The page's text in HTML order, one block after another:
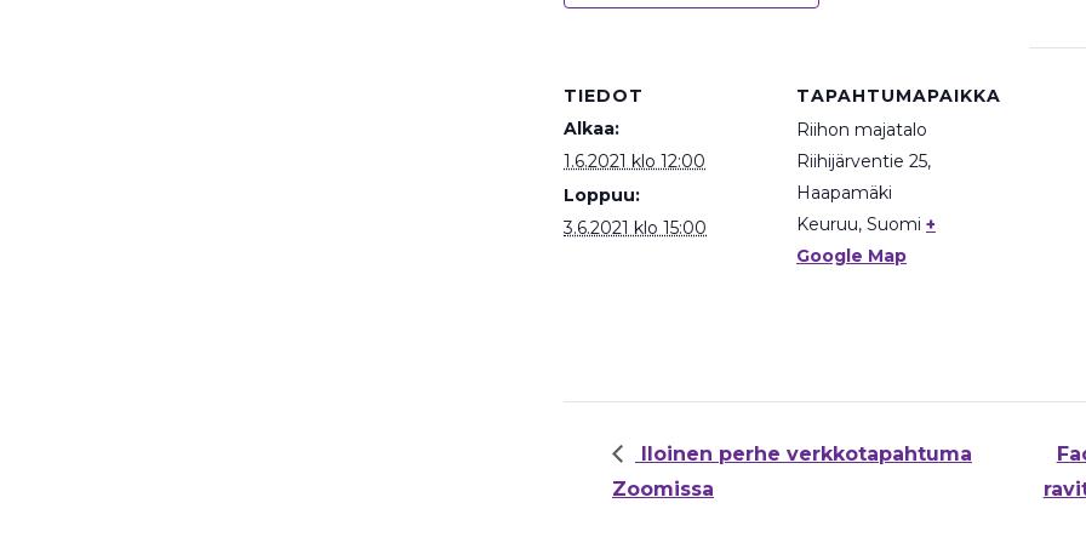
TIEDOT
Alkaa:
1.6.2021 klo 12:00
Loppuu:
3.6.2021 klo 15:00
TAPAHTUMAPAIKKA
Riihon majatalo
Riihijärventie 25,
Haapamäki
Keuruu, Suomi +
Google Map
Iloinen perhe verkkotapahtuma
Zoomissa